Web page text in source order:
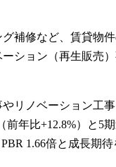
補修など、賃貸物
ション（再生販売
リノベーション工
年比+12.8%）と5
1.66倍と成長期